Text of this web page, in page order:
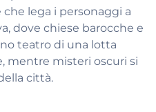
lega i personaggi a
dove chiese barocche e
teatro di una lotta
mentre misteri oscuri si
città.